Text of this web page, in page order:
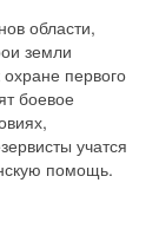
области,
земли
первого
боевое
учатся
помощь.